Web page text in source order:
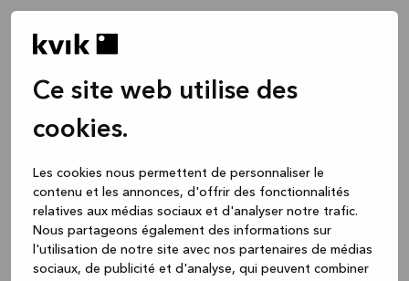
Ce site web utilise des
cookies.
Les cookies nous permettent de personnaliser le
contenu et les annonces, d'offrir des fonctionnalités
relatives aux médias sociaux et d'analyser notre trafic.
Nous partageons également des informations sur
l'utilisation de notre site avec nos partenaires de médias
sociaux, de publicité et d'analyse, qui peuvent combiner